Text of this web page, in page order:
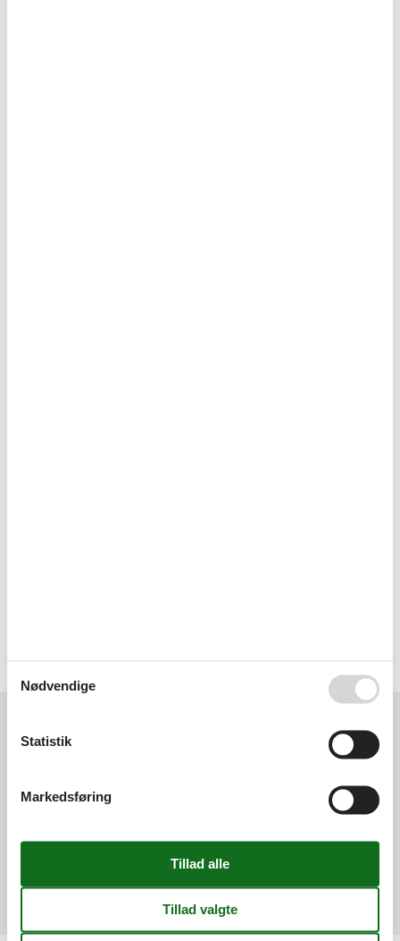
Vores gæsteanmeldelser Eksterne anmeldelser
0,0
Eksterne anmeldelser
Ingen detaljerede eksterne anmeldelser
Nødvendige
Statistik
Markedsføring